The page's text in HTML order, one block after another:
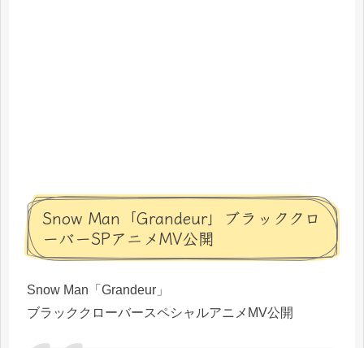
Snow Man「Grandeur」ブラッククロ
ーバーSPアニメMV公開
Snow Man「Grandeur」
ブラッククローバースペシャルアニメMV公開